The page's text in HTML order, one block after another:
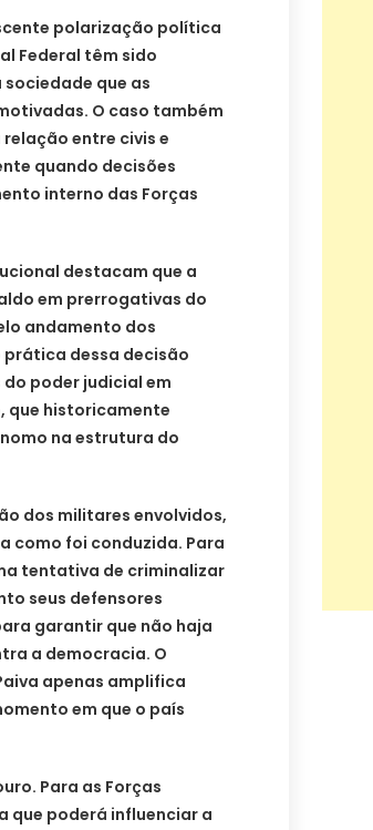
polarização política
Federal têm sido
que as
O caso também
entre civis e
quando decisões
interno das Forças
destacam que a
em prerrogativas do
andamento dos
dessa decisão
poder judicial em
que historicamente
na estrutura do
dos militares envolvidos,
como foi conduzida. Para
tentativa de criminalizar
seus defensores
garantir que não haja
a democracia. O
apenas amplifica
em que o país
Para as Forças
que poderá influenciar a